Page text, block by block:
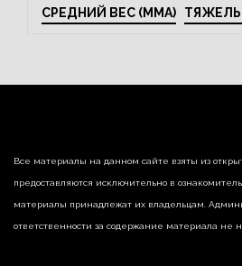
СРЕДНИЙ ВЕС (MMA)
Все материалы на данном сайте взяты из
предоставляются исключительно в
материалы принадлежат их владельцам.
ответственности за содержание материала не